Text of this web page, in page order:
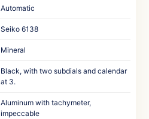
Automatic‎ ‎
Seiko 6138
Mineral‎ ‎ ‎
Black, with two subdials and calendar
at 3.‎ ‎
Aluminum with tachymeter,
impeccable‎ ‎